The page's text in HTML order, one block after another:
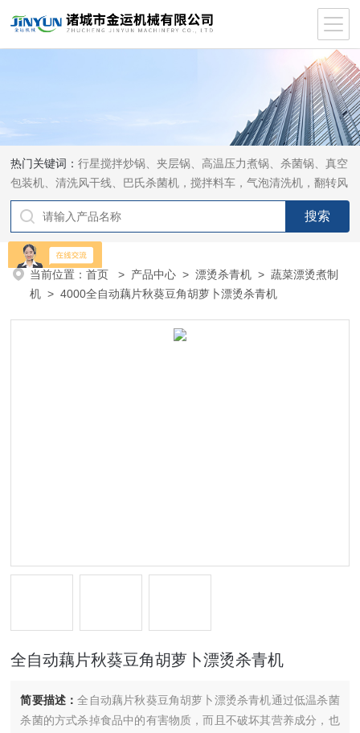
热门关键词：行星搅拌炒锅、夹层锅、高温压力煮锅、杀菌锅、真空
包装机、清洗风干线、巴氏杀菌机，搅拌料车，气泡清洗机，翻转风
干机
当前位置：首页 > 产品中心 >漂烫杀青机 >蔬菜漂烫煮制
机 > 4000全自动藕片秋葵豆角胡萝卜漂烫杀青机
全自动藕片秋葵豆角胡萝卜漂烫杀青机
简要描述：全自动藕片秋葵豆角胡萝卜漂烫杀青机通过低温杀菌
杀菌的方式杀掉食品中的有害物质，而且不破坏其营养成分，也